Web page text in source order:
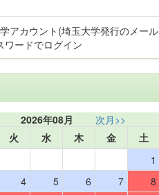
アカウント(埼玉大学発行のメール
ワードでログイン
2026年08月
次月>>
火 水 木 金
土
1
4 5 6 7
8